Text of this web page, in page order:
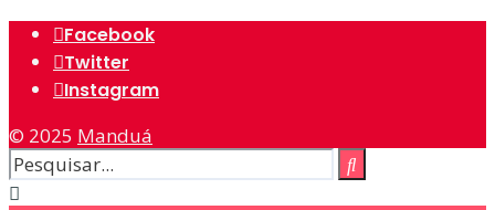
Facebook
Twitter
Instagram
© 2025 Manduá